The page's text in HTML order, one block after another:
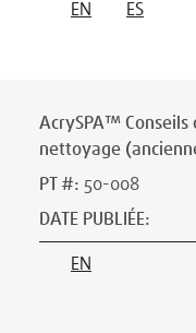
EN ES
AcrySPA™
nettoyage
PT #: 50-008
DATE PUBLIÉE:
EN